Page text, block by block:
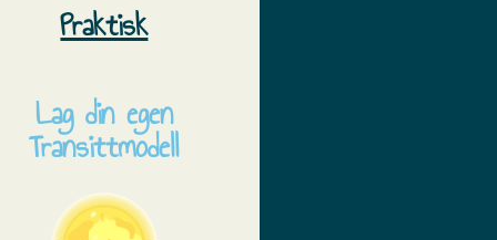
Praktisk
Lag din egen
Transittmodell